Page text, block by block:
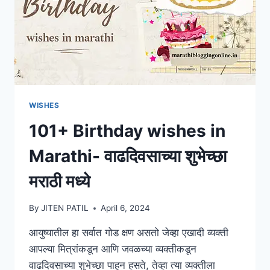
WISHES
101+ Birthday wishes in
Marathi- वाढदिवसाच्या शुभेच्छा
मराठी मध्ये
By JITEN PATIL April 6, 2024
आयुष्यातील हा सर्वात गोड क्षण असतो जेव्हा एखादी व्यक्ती
आपल्या मित्रांकडून आणि जवळच्या व्यक्तीकडून
वाढदिवसाच्या शुभेच्छा पाहून हसते, तेव्हा त्या व्यक्तीला